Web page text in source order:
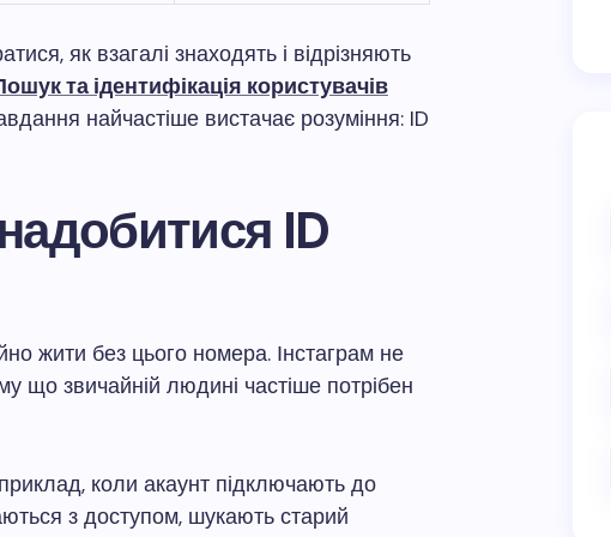
як взагалі знаходять і відрізняють
та ідентифікація користувачів
найчастіше вистачає розуміння: ID
ID
жити без цього номера. Інстаграм не
що звичайній людині частіше потрібен
коли акаунт підключають до
з доступом, шукають старий